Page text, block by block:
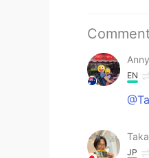
Anny
EN
JP